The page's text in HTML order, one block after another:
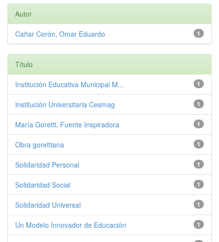
Autor
1
Cañar Cerón, Omar Eduardo
Título
1
Institución Educativa Municipal M...
1
Institución Universitaria Cesmag
1
María Goretti, Fuente Inspiradora
1
Obra gorettiana
1
Solidaridad Personal
1
Solidaridad Social
1
Solidaridad Universal
1
Un Modelo Innovador de Educación